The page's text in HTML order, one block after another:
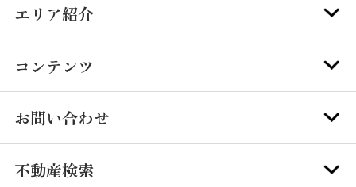
エリア紹介
コンテンツ
お問い合わせ
不動産検索